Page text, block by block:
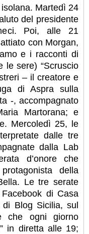
Martedì 24
del presidente
Poi, alle 21
con Morgan,
e i racconti di
le sere) “Scruscio
– il creatore e
di Aspra sulla
-, accompagnato
Martorana; e
Mercoledì 25, le
dalle tre
dalla Lab
d’onore che
della
Le tre serate
di Casa
Blog Sicilia, sul
che ogni giorno
in diretta alle 19;